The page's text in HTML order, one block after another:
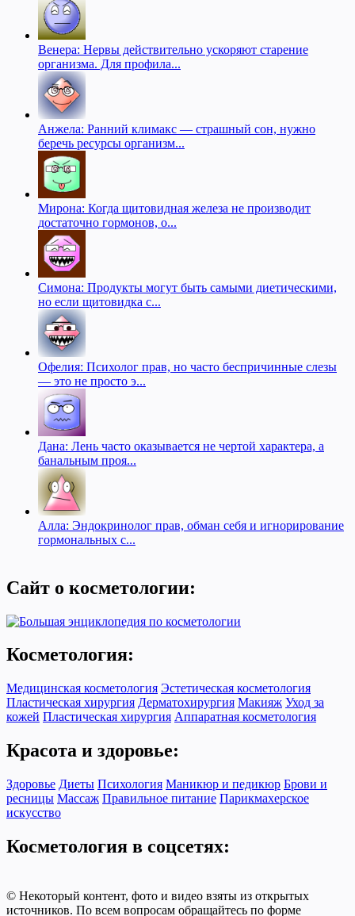
Венера: Нервы действительно ускоряют старение
организма. Для профила...
Анжела: Ранний климакс — страшный сон, нужно
беречь ресурсы организм...
Мирона: Когда щитовидная железа не производит
достаточно гормонов, о...
Симона: Продукты могут быть самыми диетическими,
но если щитовидка с...
Офелия: Психолог прав, но часто беспричинные слезы
— это не просто э...
Дана: Лень часто оказывается не чертой характера, а
банальным проя...
Алла: Эндокринолог прав, обман себя и игнорирование
гормональных с...
Сайт о косметологии:
Косметология:
Медицинская косметология Эстетическая косметология
Пластическая хирургия Дерматохирургия Макияж Уход за
кожей Пластическая хирургия Аппаратная косметология
Красота и здоровье:
Здоровье Диеты Психология Маникюр и педикюр Брови и
ресницы Массаж Правильное питание Парикмахерское
искусство
Косметология в соцсетях:
© Некоторый контент, фото и видео взяты из открытых
источников. По всем вопросам обращайтесь по форме